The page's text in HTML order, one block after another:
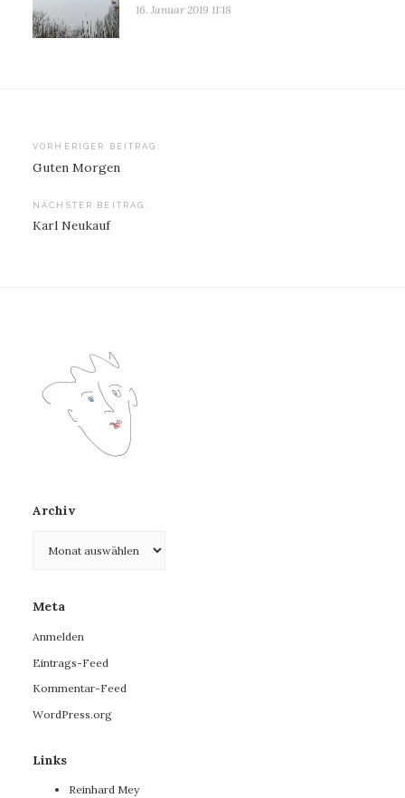
16. Januar 2019 11:18
Beitragsnavigation
VORHERIGER BEITRAG:
Guten Morgen
NÄCHSTER BEITRAG:
Karl Neukauf
Archiv
Meta
Anmelden
Eintrags-Feed
Kommentar-Feed
WordPress.org
Links
Reinhard Mey